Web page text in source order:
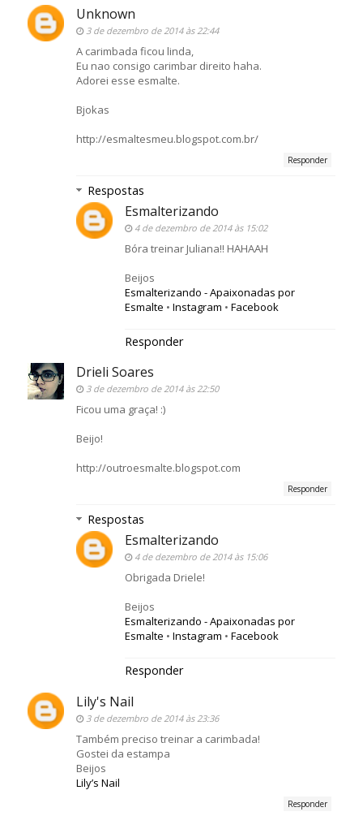
Unknown
3 de dezembro de 2014 às 22:44
A carimbada ficou linda,
Eu nao consigo carimbar direito haha.
Adorei esse esmalte.
Bjokas
http://esmaltesmeu.blogspot.com.br/
Responder
Respostas
Esmalterizando
4 de dezembro de 2014 às 15:02
Bóra treinar Juliana!! HAHAAH
Beijos
Esmalterizando - Apaixonadas por
Esmalte • Instagram • Facebook
Responder
Drieli Soares
3 de dezembro de 2014 às 22:50
Ficou uma graça! :)
Beijo!
http://outroesmalte.blogspot.com
Responder
Respostas
Esmalterizando
4 de dezembro de 2014 às 15:06
Obrigada Driele!
Beijos
Esmalterizando - Apaixonadas por
Esmalte • Instagram • Facebook
Responder
Lily's Nail
3 de dezembro de 2014 às 23:36
Também preciso treinar a carimbada!
Gostei da estampa
Beijos
Lily’s Nail
Responder